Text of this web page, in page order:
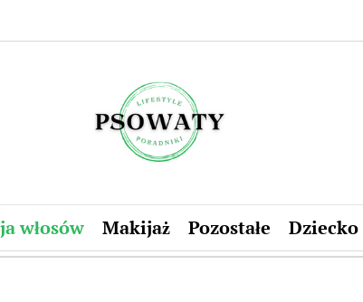
włosów Makijaż Pozostałe Dziecko